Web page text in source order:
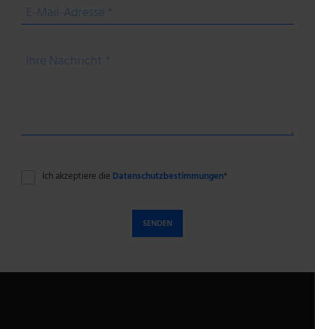
E-Mail-Adresse *
Ihre Nachricht *
Ich akzeptiere die Datenschutzbestimmungen*